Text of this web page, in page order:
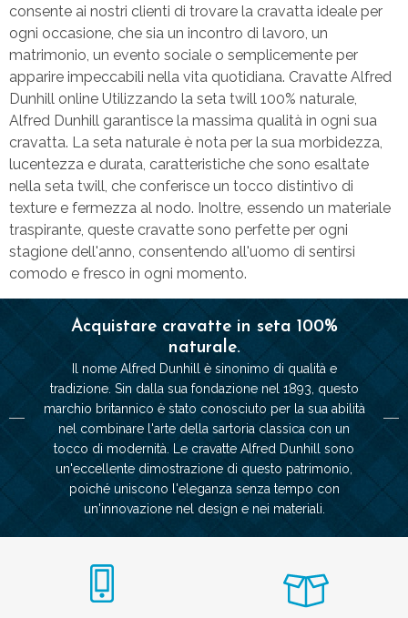
Acquistare cravatte in seta 100%
naturale.
Il nome Alfred Dunhill è sinonimo di qualità e
tradizione. Sin dalla sua fondazione nel 1893, questo
marchio britannico è stato conosciuto per la sua abilità
nel combinare l'arte della sartoria classica con un
tocco di modernità. Le cravatte Alfred Dunhill sono
un'eccellente dimostrazione di questo patrimonio,
poiché uniscono l'eleganza senza tempo con
un'innovazione nel design e nei materiali.
consente ai nostri clienti di trovare la cravatta ideale per
ogni occasione, che sia un incontro di lavoro, un
matrimonio, un evento sociale o semplicemente per
apparire impeccabili nella vita quotidiana. Cravatte Alfred
Dunhill online Utilizzando la seta twill 100% naturale,
Alfred Dunhill garantisce la massima qualità in ogni sua
cravatta. La seta naturale è nota per la sua morbidezza,
lucentezza e durata, caratteristiche che sono esaltate
nella seta twill, che conferisce un tocco distintivo di
texture e fermezza al nodo. Inoltre, essendo un materiale
traspirante, queste cravatte sono perfette per ogni
stagione dell'anno, consentendo all'uomo di sentirsi
comodo e fresco in ogni momento.